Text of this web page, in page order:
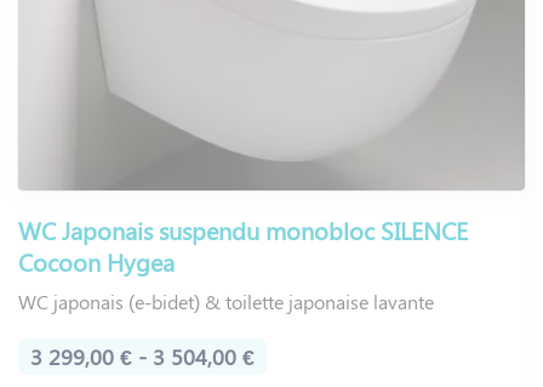
WC Japonais suspendu monobloc SILENCE
Cocoon Hygea
WC japonais (e-bidet) & toilette japonaise lavante
3 299,00 € - 3 504,00 €